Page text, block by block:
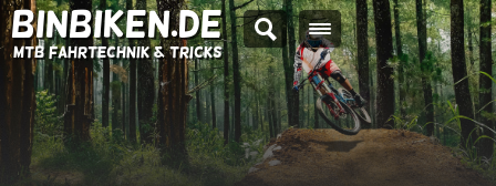
BINBIKEN.DE
MTB Fahrtechnik & Tricks